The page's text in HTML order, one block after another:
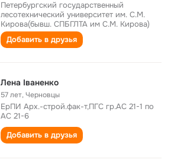
Петербургский государственный
лесотехнический университет им. С.М.
Кирова(бывш. СПБГЛТА им С.М. Кирова)
Добавить в друзья
Лена Iваненко
57 лет,Черновцы
ЕрПИ Арх.-строй.фак-т,ПГС гр.АС 21-1 по
АС 21-6
Добавить в друзья